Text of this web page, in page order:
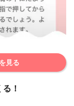
見る
！